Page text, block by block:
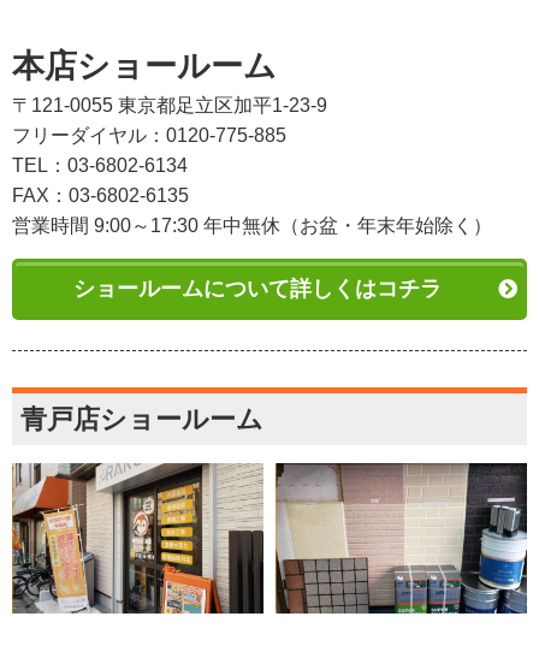
本店ショールーム
〒121-0055 東京都足立区加平1-23-9
フリーダイヤル：0120-775-885
TEL：03-6802-6134
FAX：03-6802-6135
営業時間 9:00～17:30 年中無休（お盆・年末年始除く）
ショールームについて詳しくはコチラ
青戸店ショールーム